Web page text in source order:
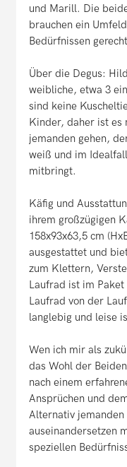
und Marill. Die
brauchen ein
Bedürfnissen
Über die Degus:
weibliche, etwa 3
sind keine
Kinder, daher ist es
jemanden gehen,
weiß und im
mitbringt.
Käfig und
ihrem großzügigen
158x93x63,5 cm
ausgestattet und
zum Klettern,
Laufrad ist im
Laufrad von der
langlebig und leise
Wen ich mir als
das Wohl der
nach einem
Ansprüchen und
Alternativ
auseinandersetzen
speziellen